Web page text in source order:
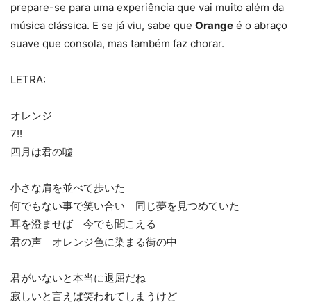
prepare-se para uma experiência que vai muito além da
música clássica. E se já viu, sabe que Orange é o abraço
suave que consola, mas também faz chorar.
LETRA:
オレンジ
7!!
四月は君の嘘
小さな肩を並べて歩いた
何でもない事で笑い合い 同じ夢を見つめていた
耳を澄ませば 今でも聞こえる
君の声 オレンジ色に染まる街の中
君がいないと本当に退屈だね
寂しいと言えば笑われてしまうけど